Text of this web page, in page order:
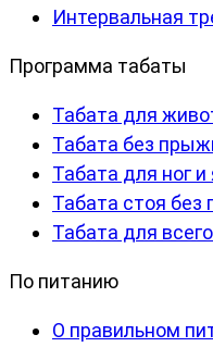
Интервальная
Программа табаты
Табата для
Табата без
Табата для ног
Табата стоя
Табата для
По питанию
О правильном